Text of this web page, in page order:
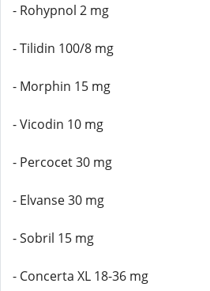
- Rohypnol 2 mg
- Tilidin 100/8 mg
- Morphin 15 mg
- Vicodin 10 mg
- Percocet 30 mg
- Elvanse 30 mg
- Sobril 15 mg
- Concerta XL 18-36 mg